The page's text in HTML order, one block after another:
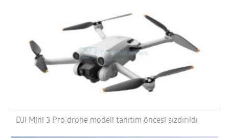
DJI Mini 3 Pro drone modeli tanıtım öncesi sızdırıldı